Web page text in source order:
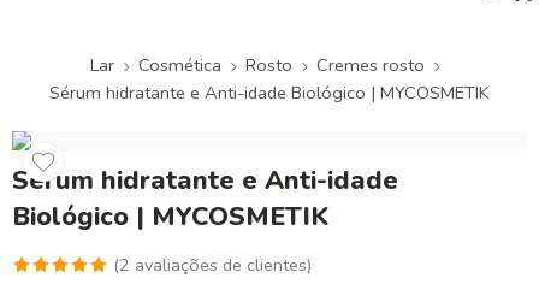
Lar Cosmética Rosto
Cremes rosto
Sérum hidratante e Anti-idade Biológico | MYCOSMETIK
Sérum hidratante e Anti-idade
Biológico | MYCOSMETIK
(2 avaliações de clientes)